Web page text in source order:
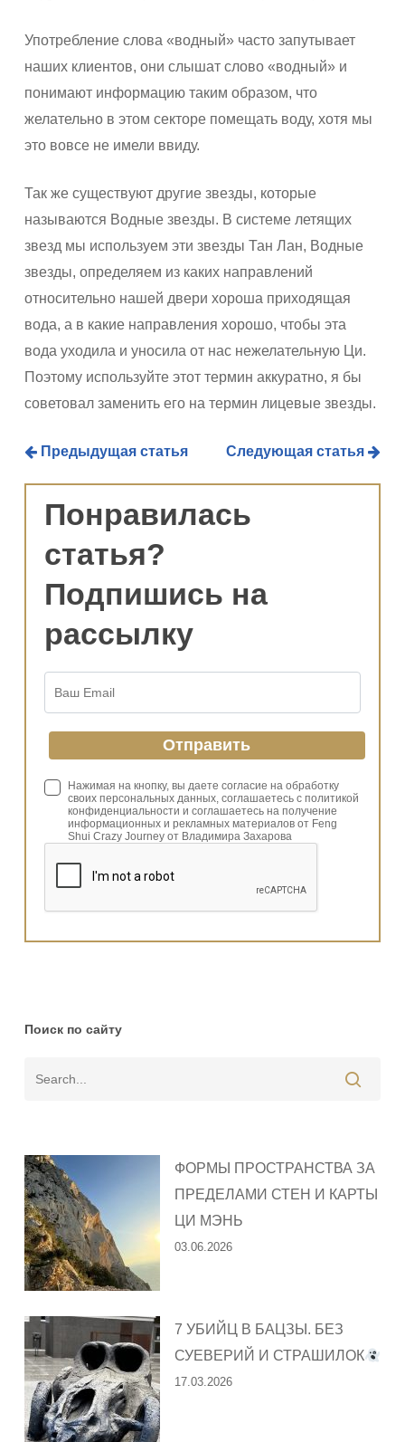
Употребление слова «водный» часто запутывает
наших клиентов, они слышат слово «водный» и
понимают информацию таким образом, что
желательно в этом секторе помещать воду, хотя мы
это вовсе не имели ввиду.
Так же существуют другие звезды, которые
называются Водные звезды. В системе летящих
звезд мы используем эти звезды Тан Лан, Водные
звезды, определяем из каких направлений
относительно нашей двери хороша приходящая
вода, а в какие направления хорошо, чтобы эта
вода уходила и уносила от нас нежелательную Ци.
Поэтому используйте этот термин аккуратно, я бы
советовал заменить его на термин лицевые звезды.
Предыдущая статья Следующая статья
Понравилась
статья?
Подпишись на
рассылку
Нажимая на кнопку, вы даете согласие на обработку
своих персональных данных, соглашаетесь с политикой
конфиденциальности и соглашаетесь на получение
информационных и рекламных материалов от Feng
Shui Crazy Journey от Владимира Захарова
Поиск по сайту
ФОРМЫ ПРОСТРАНСТВА ЗА
ПРЕДЕЛАМИ СТЕН И КАРТЫ
ЦИ МЭНЬ
03.06.2026
7 УБИЙЦ В БАЦЗЫ. БЕЗ
СУЕВЕРИЙ И СТРАШИЛОК
17.03.2026